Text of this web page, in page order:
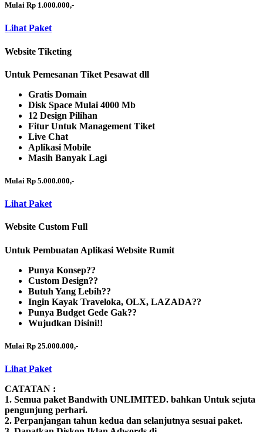
Mulai Rp 1.000.000,-
Lihat Paket
Website Tiketing
Untuk Pemesanan Tiket Pesawat dll
Gratis Domain
Disk Space Mulai 4000 Mb
12 Design Pilihan
Fitur Untuk Management Tiket
Live Chat
Aplikasi Mobile
Masih Banyak Lagi
Mulai Rp 5.000.000,-
Lihat Paket
Website Custom Full
Untuk Pembuatan Aplikasi Website Rumit
Punya Konsep??
Custom Design??
Butuh Yang Lebih??
Ingin Kayak Traveloka, OLX, LAZADA??
Punya Budget Gede Gak??
Wujudkan Disini!!
Mulai Rp 25.000.000,-
Lihat Paket
CATATAN :
1. Semua paket Bandwith UNLIMITED. bahkan Untuk sejuta
pengunjung perhari.
2. Perpanjangan tahun kedua dan selanjutnya sesuai paket.